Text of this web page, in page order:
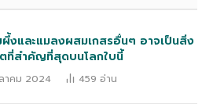
ผึ้งและแมลงผสมเกสรอื่นๆ อาจเป็นสิ่ง
ที่สำคัญที่สุดบนโลกใบนี้
าคม 2024 459 อ่าน